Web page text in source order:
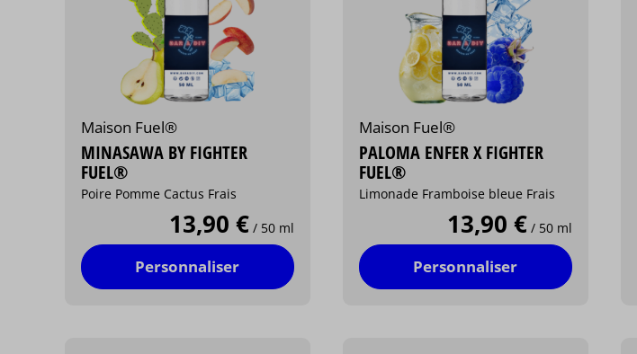
Maison Fuel®
MINASAWA BY FIGHTER
FUEL®
Poire Pomme Cactus Frais
13,90 € / 50 ml
Personnaliser
Maison Fuel®
PALOMA ENFER X FIGHTER
FUEL®
Limonade Framboise bleue Frais
13,90 € / 50 ml
Personnaliser